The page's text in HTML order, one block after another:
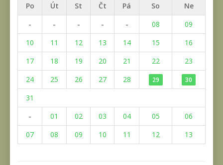
Po Út St Čt Pá So
Ne
-
- - - - 08
09
10
11 12 13 14 15
16
17
18 19 20 21 22
23
24
25 26 27 28 29 30
31
-
01 02 03 04 05
06
07
08 09 10 11 12 13